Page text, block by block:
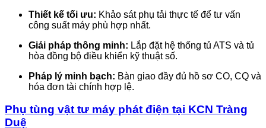
Thiết kế tối ưu: Khảo sát phụ tải thực tế để tư vấn
công suất máy phù hợp nhất.
Giải pháp thông minh: Lắp đặt hệ thống tủ ATS và tủ
hòa đồng bộ điều khiển kỹ thuật số.
Pháp lý minh bạch: Bàn giao đầy đủ hồ sơ CO, CQ và
hóa đơn tài chính hợp lệ.
Phụ tùng vật tư máy phát điện tại KCN Tràng
Duệ